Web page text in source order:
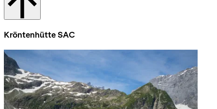
Kröntenhütte SAC